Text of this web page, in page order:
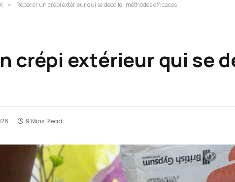
» Réparer un crépi extérieur qui se décolle : méthodes efficaces
crépi extérieur qui se
9 Mins Read